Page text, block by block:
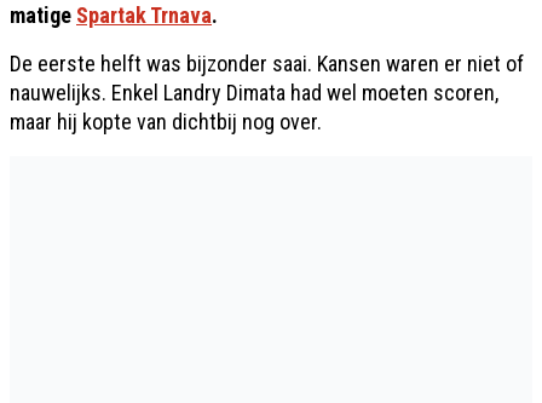
matige Spartak Trnava.
De eerste helft was bijzonder saai. Kansen waren er niet of
nauwelijks. Enkel Landry Dimata had wel moeten scoren,
maar hij kopte van dichtbij nog over.